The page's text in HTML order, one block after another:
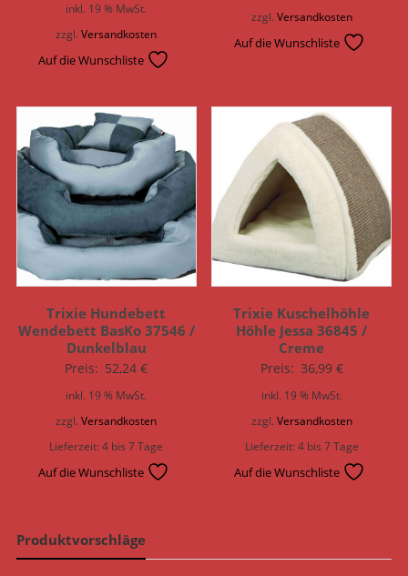
inkl. 19 % MwSt.
zzgl.Versandkosten
Auf die Wunschliste
zzgl. Versandkosten
Auf die Wunschliste
Trixie Hundebett
Wendebett BasKo 37546 /
Dunkelblau
Preis: 52,24€
inkl. 19 % MwSt.
zzgl.Versandkosten
Lieferzeit:4 bis 7 Tage
Auf die Wunschliste
Trixie Kuschelhöhle
Höhle Jessa 36845 /
Creme
Preis: 36,99 €
inkl. 19 % MwSt.
zzgl. Versandkosten
Lieferzeit:4 bis 7 Tage
Auf die Wunschliste
Produktvorschläge